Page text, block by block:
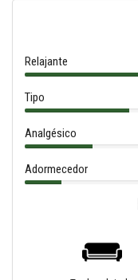
Relajante
Tipo
Analgésico
Adormecedor